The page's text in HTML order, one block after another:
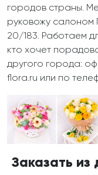
городов страны.
руковожу салоном
20/183. Работаем
кто хочет
другого города:
flora.ru или по
Заказать из